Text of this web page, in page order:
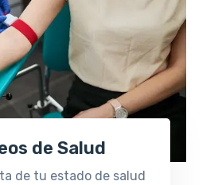
de Salud
de tu estado de salud